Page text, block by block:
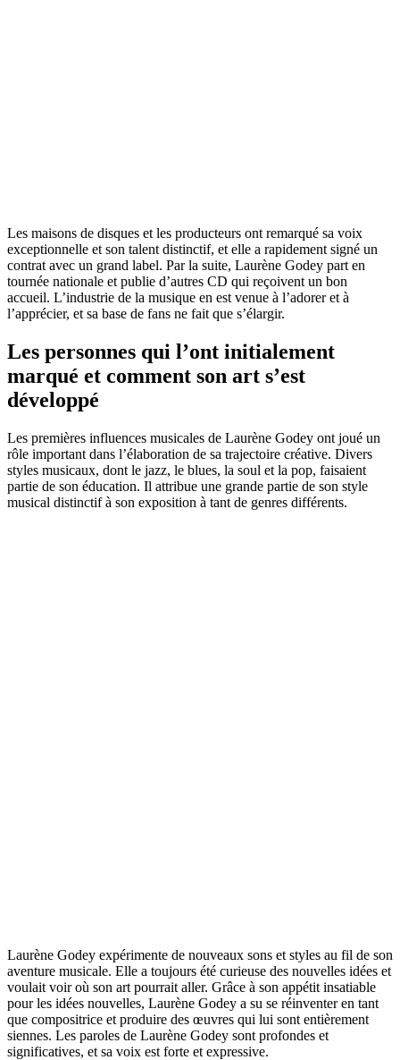
Les maisons de disques et les producteurs ont remarqué sa voix
exceptionnelle et son talent distinctif, et elle a rapidement signé un
contrat avec un grand label. Par la suite, Laurène Godey part en
tournée nationale et publie d’autres CD qui reçoivent un bon
accueil. L’industrie de la musique en est venue à l’adorer et à
l’apprécier, et sa base de fans ne fait que s’élargir.
Les personnes qui l’ont initialement
marqué et comment son art s’est
développé
Les premières influences musicales de Laurène Godey ont joué un
rôle important dans l’élaboration de sa trajectoire créative. Divers
styles musicaux, dont le jazz, le blues, la soul et la pop, faisaient
partie de son éducation. Il attribue une grande partie de son style
musical distinctif à son exposition à tant de genres différents.
Laurène Godey expérimente de nouveaux sons et styles au fil de son
aventure musicale. Elle a toujours été curieuse des nouvelles idées et
voulait voir où son art pourrait aller. Grâce à son appétit insatiable
pour les idées nouvelles, Laurène Godey a su se réinventer en tant
que compositrice et produire des œuvres qui lui sont entièrement
siennes. Les paroles de Laurène Godey sont profondes et
significatives, et sa voix est forte et expressive.